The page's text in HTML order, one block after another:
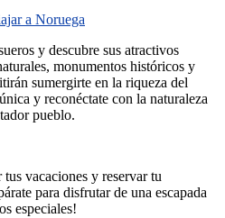
a Noruega
y descubre sus atractivos
monumentos históricos y
sumergirte en la riqueza del
y reconéctate con la naturaleza
pueblo.
vacaciones y reservar tu
para disfrutar de una escapada
especiales!